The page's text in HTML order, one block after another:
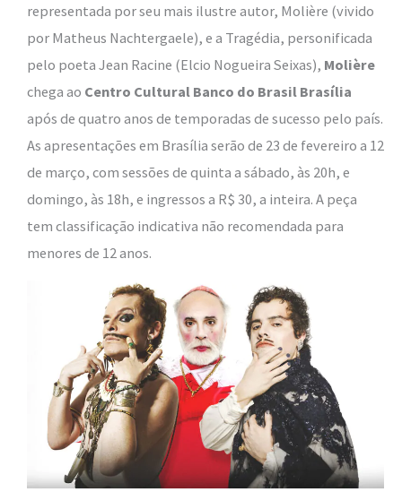
representada por seu mais ilustre autor, Molière (vivido
por Matheus Nachtergaele), e a Tragédia, personificada
pelo poeta Jean Racine (Elcio Nogueira Seixas), Molière
chega ao Centro Cultural Banco do Brasil Brasília
após de quatro anos de temporadas de sucesso pelo país.
As apresentações em Brasília serão de 23 de fevereiro a 12
de março, com sessões de quinta a sábado, às 20h, e
domingo, às 18h, e ingressos a R$ 30, a inteira. A peça
tem classificação indicativa não recomendada para
menores de 12 anos.